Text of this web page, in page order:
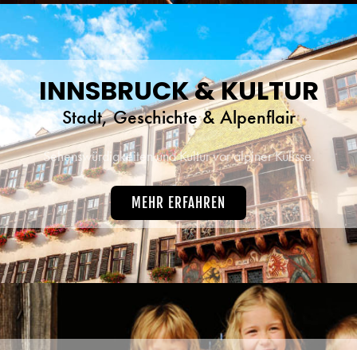
INNSBRUCK & KULTUR
Stadt, Geschichte & Alpenflair
Sehenswürdigkeiten und Kultur vor alpiner Kulisse.
MEHR ERFAHREN